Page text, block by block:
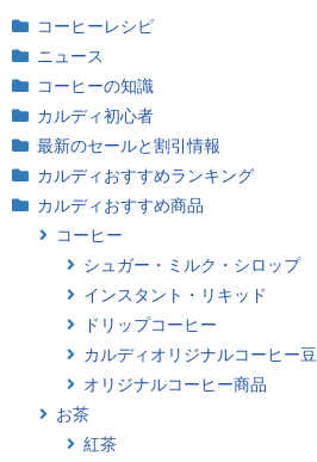
コーヒーレシピ
ニュース
コーヒーの知識
カルディ初心者
最新のセールと割引情報
カルディおすすめランキング
カルディおすすめ商品
コーヒー
シュガー・ミルク・シロップ
インスタント・リキッド
ドリップコーヒー
カルディオリジナルコーヒー豆
オリジナルコーヒー商品
お茶
紅茶